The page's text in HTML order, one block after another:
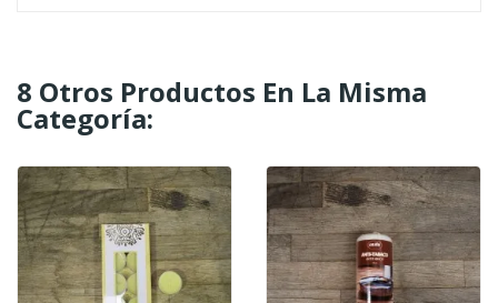
8 Otros Productos En La Misma
Categoría: